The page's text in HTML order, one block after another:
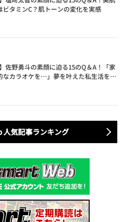
ビタミンC？肌トーンの変化を実感
】佐野勇斗の素顔に迫る15のQ＆A！「家
なカラオケを…」夢を叶えた私生活を公
人気記事ランキング